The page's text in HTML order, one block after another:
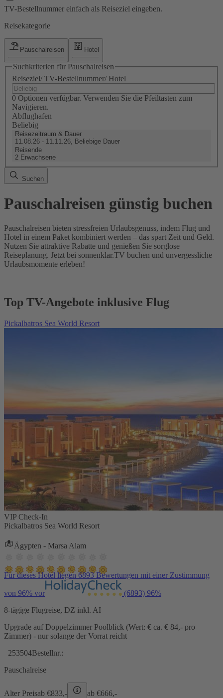
TV-Bestellnummer einfach als Reiseziel eingeben.
Reisekategorie
Pauschalreisen Hotel
Suchkriterien für Pauschalreisen
Reiseziel/ TV-Bestellnummer/ Hotel
0 Optionen verfügbar. Verwenden Sie die Pfeiltasten zum
Navigieren.
Abflughafen
Beliebig
Reisezeitraum & Dauer
11.08.26 - 11.11.26, Beliebige Dauer
Reisende
2 Erwachsene
Suchen
Pauschalreisen günstig buchen
Pauschalreisen bieten stressfreien Urlaubsgenuss, indem Flug und
Hotel in einem Paket kombiniert werden – das spart Zeit und Geld.
Nutzen Sie attraktive Rabatte und genießen Sie sorglose
Reiseplanung. Jetzt bei sonnenklar.TV buchen und unvergessliche
Urlaubsmomente erleben!
Top TV-Angebote inklusive Flug
Pickalbatros Sea World Resort
VIP Check-In
Pickalbatros Sea World Resort
Ägypten - Marsa Alam
Für dieses Hotel liegen 6893 Bewertungen mit einer Zustimmung
von 96% vor (6893) 96%
8-tägige Flugreise, DZ inkl. AI
Upgrade auf Doppelzimmer Poolblick (Wert: € ca. € 84,- pro
Zimmer) - nur solange der Vorrat reicht
253504Bestellnr.:
Pauschalreise
Alter Preisab €833,- ab €666,-